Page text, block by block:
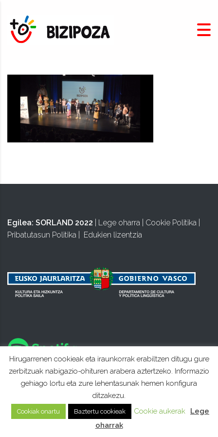
Egilea: SORLAND 2022 Lege oharra Cookie Politika
Pribatutasun Politika
Edukien lizentzia
Hirugarrenen cookieak eta iraunkorrak erabiltzen ditugu gure
zerbitzuak nabigazio-ohituren arabera aztertzeko. Informazio
gehiago lortu eta zure lehentasunak hemen konfigura
ditzakezu.
Cookiak onartu Baztertu cookieak Cookie aukerak
Lege
oharrak